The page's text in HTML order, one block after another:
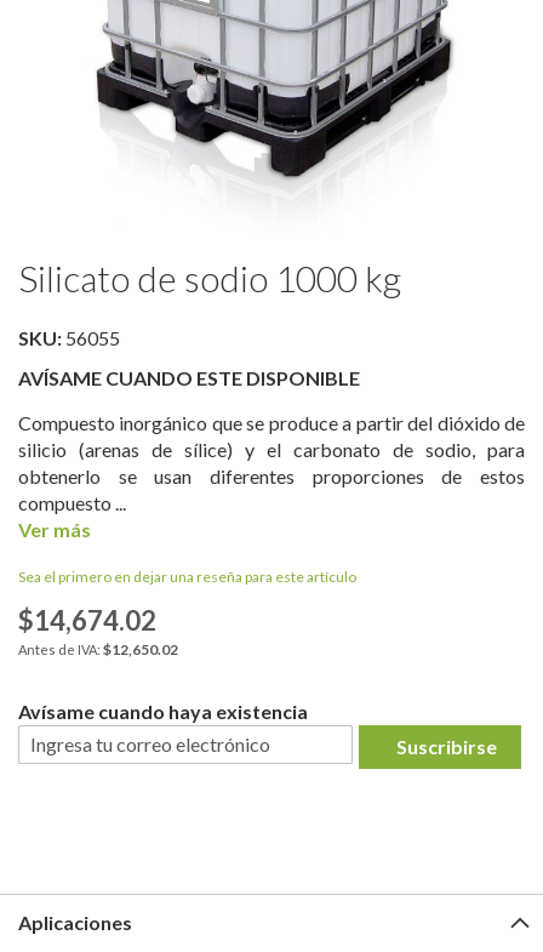
al
comienzo
la
galería
imágenes
Silicato de sodio 1000 kg
SKU: 56055
AVÍSAME CUANDO ESTE DISPONIBLE
Compuesto inorgánico que se produce a partir del dióxido de
silicio (arenas de sílice) y el carbonato de sodio, para
obtenerlo se usan diferentes proporciones de estos
compuesto ...
Ver más
Sea el primero en dejar una reseña para este artículo
$14,674.02
$12,650.02
Avísame cuando haya existencia
Suscribirse
Aplicaciones